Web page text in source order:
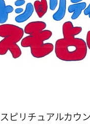
リチュアルカウ